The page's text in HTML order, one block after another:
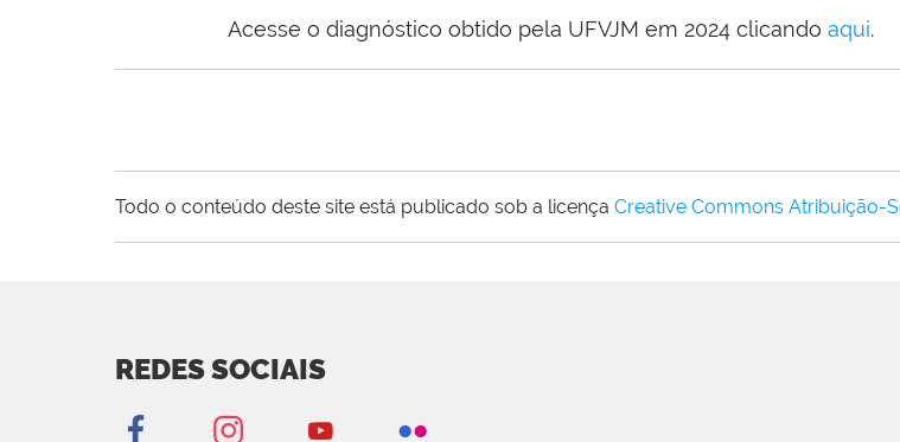
Acesse o diagnóstico obtido pela UFVJM em 2024 clicando aqui.
Todo o conteúdo deste site está publicado sob a licença Creative Commons Atribuição-
REDES SOCIAIS